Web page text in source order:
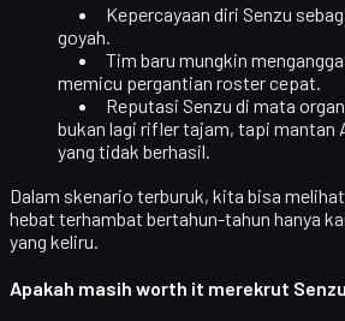
Kepercayaan diri Senzu
goyah.
Tim baru mungkin
memicu pergantian roster cepat.
Reputasi Senzu di mata
bukan lagi rifler tajam, tapi mantan
yang tidak berhasil.
Dalam skenario terburuk, kita bisa
hebat terhambat bertahun-tahun hanya
yang keliru.
Apakah masih worth it merekrut